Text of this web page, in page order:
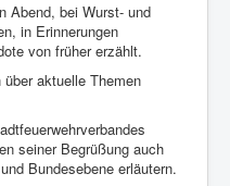
Abend, bei Wurst- und
in Erinnerungen
von früher erzählt.
aktuelle Themen
seiner Begrüßung auch
Bundesebene erläutern.